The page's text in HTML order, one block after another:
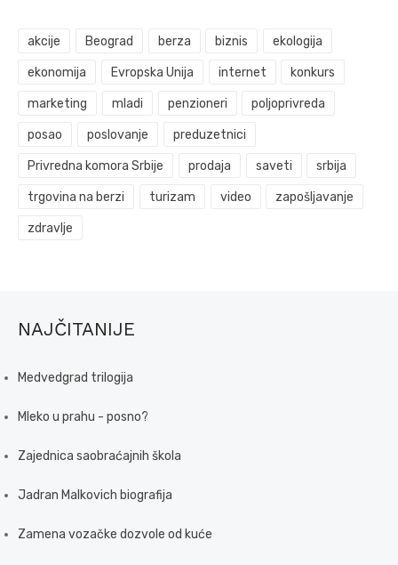
akcije Beograd berza biznis ekologija
ekonomija Evropska Unija internet konkurs
marketing mladi penzioneri poljoprivreda
posao poslovanje preduzetnici
Privredna komora Srbije prodaja saveti srbija
trgovina na berzi turizam video zapošljavanje
zdravlje
NAJČITANIJE
Medvedgrad trilogija
Mleko u prahu - posno?
Zajednica saobraćajnih škola
Jadran Malkovich biografija
Zamena vozačke dozvole od kuće